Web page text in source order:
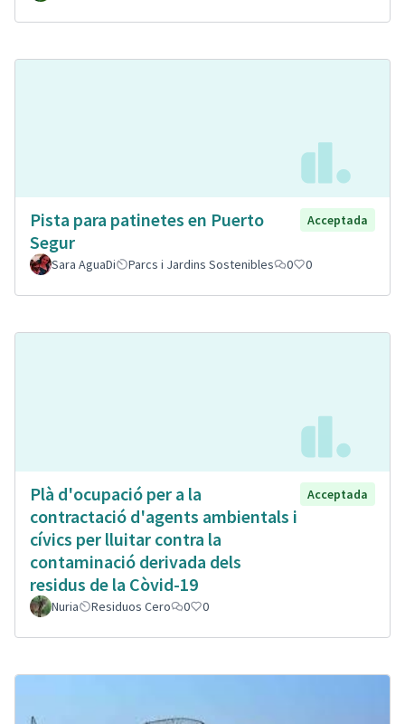
Pista para patinetes en Puerto
Segur
Acceptada
Sara AguaDi Parcs i Jardins Sostenibles 0 0
Plà d'ocupació per a la
contractació d'agents ambientals i
cívics per lluitar contra la
contaminació derivada dels
residus de la Còvid-19
Acceptada
Nuria Residuos Cero 0 0